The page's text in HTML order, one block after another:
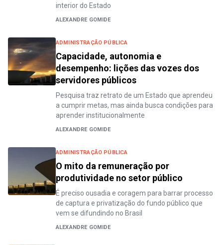
interior do Estado
ALEXANDRE GOMIDE
ADMINISTRAÇÃO PÚBLICA
Capacidade, autonomia e
desempenho: lições das vozes dos
servidores públicos
Pesquisa traz retrato de um Estado que aprendeu
a cumprir metas, mas ainda busca condições para
aprender institucionalmente
ALEXANDRE GOMIDE
ADMINISTRAÇÃO PÚBLICA
O mito da remuneração por
produtividade no setor público
É preciso ousadia e coragem para barrar processo
de captura e privatização do fundo público que
vem se difundindo no Brasil
ALEXANDRE GOMIDE